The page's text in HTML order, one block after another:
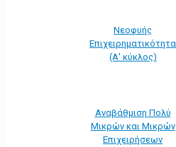
Νεοφυής
Επιχειρηματικότητα
(Α' κύκλος)
Αναβάθμιση Πολύ
Μικρών και Μικρών
Επιχειρήσεων